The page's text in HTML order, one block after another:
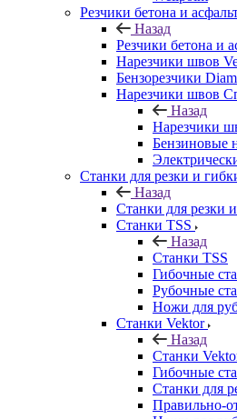
Резчики бетона и
Назад
Резчики бетона и
Нарезчики швов
Бензорезчики Diam
Нарезчики швов
Назад
Нарезчики
Бензиновые
Станки для резки и
Назад
Станки для резки
Станки TSS
Назад
Станки TSS
Гибочные
Рубочные
Ножи для
Станки Vektor
Назад
Станки
Гибочные
Станки для
Правильно-